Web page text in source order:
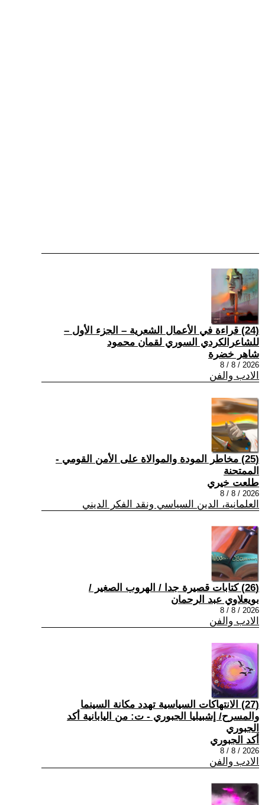
(24) قراءة في الأعمال الشعرية – الجزء الأول –
للشاعرالكردي السوري لقمان محمود
شاهر خضرة
2026 / 8 / 8
الادب والفن
(25) مخاطر المودة والموالاة على الأمن القومي -
الممتحنة
طلعت خيري
2026 / 8 / 8
العلمانية، الدين السياسي ونقد الفكر الديني
(26) كتابات قصيرة جدا / الهروب الصغير /
بويعلاوي عبد الرحمان
2026 / 8 / 8
الادب والفن
(27) الانتهاكات السياسية تهدد مكانة السينما
والمسرح/ إشبيليا الجبوري - ت: من اليابانية أكد
الجبوري
أكد الجبوري
2026 / 8 / 8
الادب والفن